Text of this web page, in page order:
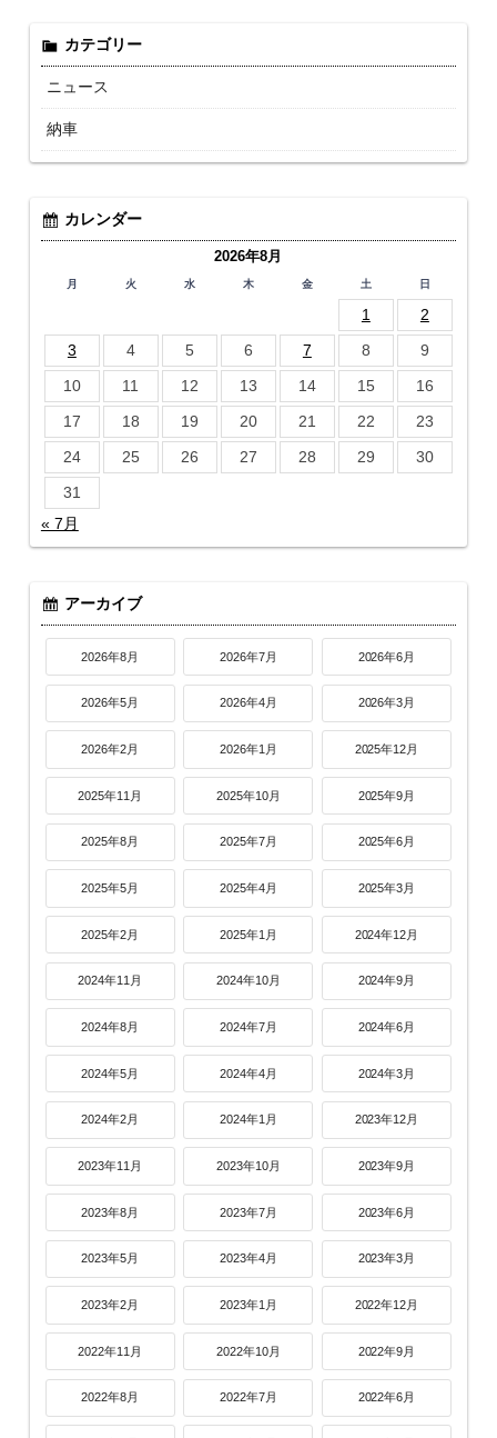
カテゴリー
ニュース
納車
カレンダー
2026年8月
月 火 水 木 金 土 日
1
2
3
4 5 6 7 8
9
10
11 12 13 14 15
16
17
18 19 20 21 22
23
24
25 26 27 28 29
30
31
« 7月
アーカイブ
2026年8月 2026年7月 2026年6月
2026年5月 2026年4月 2026年3月
2026年2月 2026年1月 2025年12月
2025年11月 2025年10月 2025年9月
2025年8月 2025年7月 2025年6月
2025年5月 2025年4月 2025年3月
2025年2月 2025年1月 2024年12月
2024年11月 2024年10月 2024年9月
2024年8月 2024年7月 2024年6月
2024年5月 2024年4月 2024年3月
2024年2月 2024年1月 2023年12月
2023年11月 2023年10月 2023年9月
2023年8月 2023年7月 2023年6月
2023年5月 2023年4月 2023年3月
2023年2月 2023年1月 2022年12月
2022年11月 2022年10月 2022年9月
2022年8月 2022年7月 2022年6月